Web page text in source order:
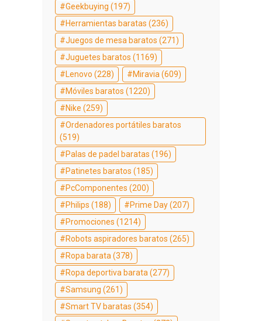
Geekbuying (197)
Herramientas baratas (236)
Juegos de mesa baratos (271)
Juguetes baratos (1169)
Lenovo (228) Miravia (609)
Móviles baratos (1220)
Nike (259)
Ordenadores portátiles baratos
(519)
Palas de padel baratas (196)
Patinetes baratos (185)
PcComponentes (200)
Philips (188) Prime Day(207)
Promociones (1214)
Robots aspiradores baratos (265)
Ropa barata (378)
Ropa deportiva barata (277)
Samsung (261)
Smart TV baratas (354)